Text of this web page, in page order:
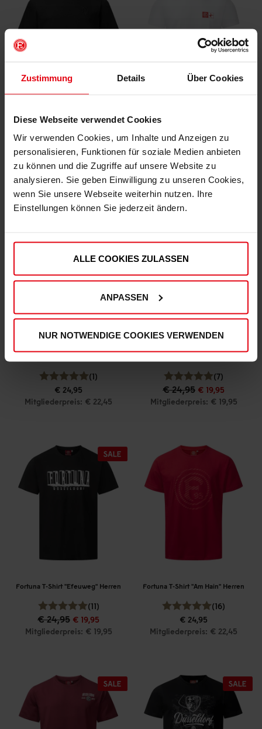
Zustimmung Details Über Cookies
Diese Webseite verwendet Cookies
Wir verwenden Cookies, um Inhalte und Anzeigen zu
personalisieren, Funktionen für soziale Medien anbieten
zu können und die Zugriffe auf unsere Website zu
analysieren. Sie geben Einwilligung zu unseren Cookies,
wenn Sie unsere Webseite weiterhin nutzen. Ihre
Einstellungen können Sie jederzeit ändern.
ALLE COOKIES ZULASSEN
ANPASSEN
NUR NOTWENDIGE COOKIES VERWENDEN
(6)
Mitgliederpreis: € 26,96
(3)
Mitgliederpreis: € 22,45
(1)
€ 24,95
Mitgliederpreis: € 22,45
(7)
€ 24,95 € 19,95
Mitgliederpreis: € 19,95
Fortuna T-Shirt "Efeuweg" Herren
(11)
€ 24,95 € 19,95
Mitgliederpreis: € 19,95
Fortuna T-Shirt "Am Hain" Herren
(16)
€ 24,95
Mitgliederpreis: € 22,45